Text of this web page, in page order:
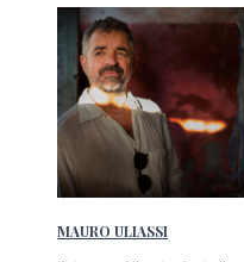
MAURO ULIASSI